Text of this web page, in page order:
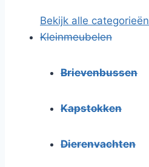
Bekijk alle categorieën
Kleinmeubelen
Brievenbussen
Kapstokken
Dierenvachten